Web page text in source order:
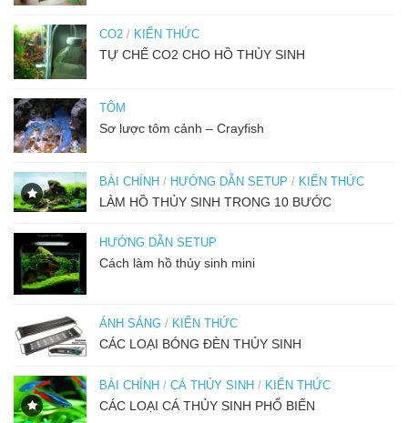
CO2 / KIẾN THỨC
TỰ CHẾ CO2 CHO HỒ THỦY SINH
TÔM
Sơ lược tôm cảnh – Crayfish
BÀI CHÍNH / HƯỚNG DẪN SETUP / KIẾN THỨC
LÀM HỒ THỦY SINH TRONG 10 BƯỚC
HƯỚNG DẪN SETUP
Cách làm hồ thủy sinh mini
ÁNH SÁNG / KIẾN THỨC
CÁC LOẠI BÓNG ĐÈN THỦY SINH
BÀI CHÍNH / CÁ THỦY SINH / KIẾN THỨC
CÁC LOẠI CÁ THỦY SINH PHỔ BIẾN